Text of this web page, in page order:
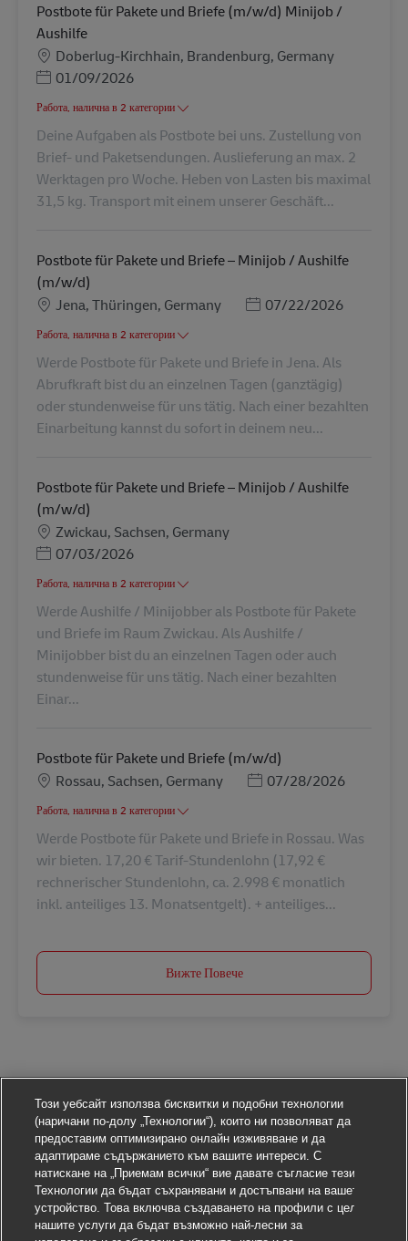
Postbote für Pakete und Briefe (m/w/d) Minijob /
Aushilfe
Местоположение
Doberlug-Kirchhain, Brandenburg, Germany
Posted Date
01/09/2026
Работа, налична в 2 категории
Deine Aufgaben als Postbote bei uns. Zustellung von
Brief- und Paketsendungen. Auslieferung an max. 2
Werktagen pro Woche. Heben von Lasten bis maximal
31,5 kg. Transport mit einem unserer Geschäft...
Postbote für Pakete und Briefe – Minijob / Aushilfe
(m/w/d)
Местоположение
Jena, Thüringen, Germany Posted Date
07/22/2026
Работа, налична в 2 категории
Werde Postbote für Pakete und Briefe in Jena. Als
Abrufkraft bist du an einzelnen Tagen (ganztägig)
oder stundenweise für uns tätig. Nach einer bezahlten
Einarbeitung kannst du sofort in deinem neu...
Postbote für Pakete und Briefe – Minijob / Aushilfe
(m/w/d)
Местоположение
Zwickau, Sachsen, Germany
Posted Date
07/03/2026
Работа, налична в 2 категории
Werde Aushilfe / Minijobber als Postbote für Pakete
und Briefe im Raum Zwickau. Als Aushilfe /
Minijobber bist du an einzelnen Tagen oder auch
stundenweise für uns tätig. Nach einer bezahlten
Einar...
Postbote für Pakete und Briefe (m/w/d)
Местоположение
Rossau, Sachsen, Germany Posted Date
07/28/2026
Работа, налична в 2 категории
Werde Postbote für Pakete und Briefe in Rossau. Was
wir bieten. 17,20 € Tarif-Stundenlohn (17,92 €
rechnerischer Stundenlohn, ca. 2.998 € monatlich
inkl. anteiliges 13. Monatsentgelt). + anteiliges...
Вижте Повече
Този уебсайт използва бисквитки и подобни технологии
(наричани по-долу „Технологии“), които ни позволяват да
предоставим оптимизирано онлайн изживяване и да
адаптираме съдържанието към вашите интереси. С
натискане на „Приемам всички“ вие давате съгласие тези
Технологии да бъдат съхранявани и достъпвани на вашето
устройство. Това включва създаването на профили с цел
нашите услуги да бъдат възможно най-лесни за